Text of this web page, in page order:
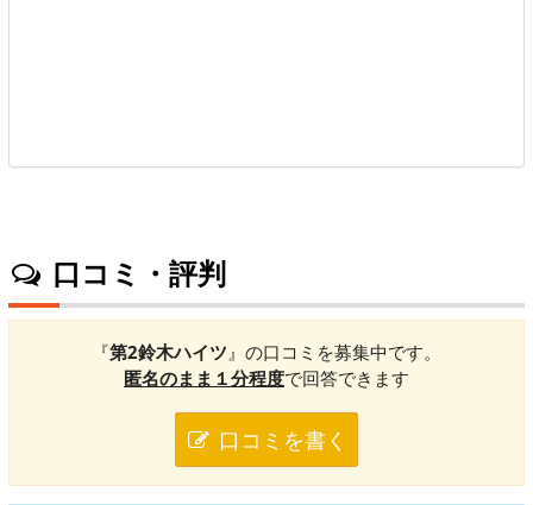
口コミ・評判
『第2鈴木ハイツ 』の口コミを募集中です。
匿名のまま１分程度で回答できます
口コミを書く